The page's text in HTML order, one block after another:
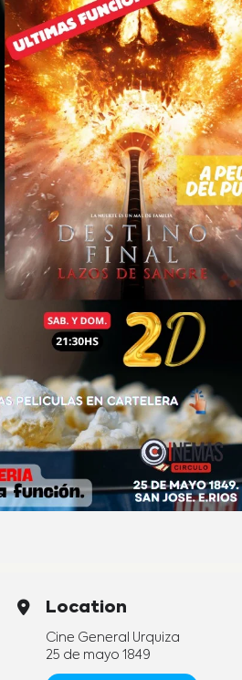
Location
Cine General Urquiza
25 de mayo 1849